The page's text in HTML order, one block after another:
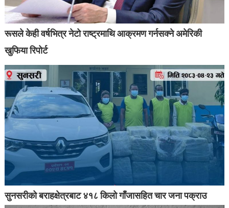
रूसले केही वर्षभित्र नेटो राष्ट्रमाथि आक्रमण गर्नसक्ने अमेरिकी
खुफिया रिपोर्ट
सुनसरीको बराहक्षेत्रबाट ४१८ किलो गाँजासहित चार जना पक्राउ